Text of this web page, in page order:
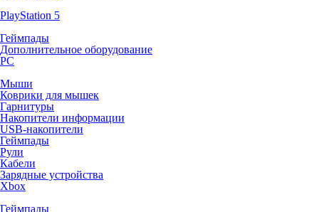
PlayStation 5
Геймпады
Дополнительное оборудование
PC
Мыши
Коврики для мышек
Гарнитуры
Накопители информации
USB-накопители
Геймпады
Рули
Кабели
Зарядные устройства
Xbox
Геймпады